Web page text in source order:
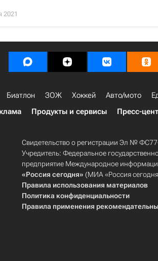
2021
Биатлон ЗОЖ Хоккей Авто/мото
Продукты и сервисы Пресс-
Свидетельство о регистрации Эл №
Учредитель: Федеральное
предприятие Международное
«Россия сегодня» (МИА «Россия
Правила использования материалов
Политика конфиденциальности
Правила применения